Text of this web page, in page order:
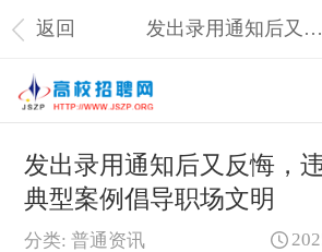
返回 发出录用通知后又反悔，违约！最高法典型案例倡导职场文明
发出录用通知后又反悔，
典型案例倡导职场文明
分类: 普通资讯